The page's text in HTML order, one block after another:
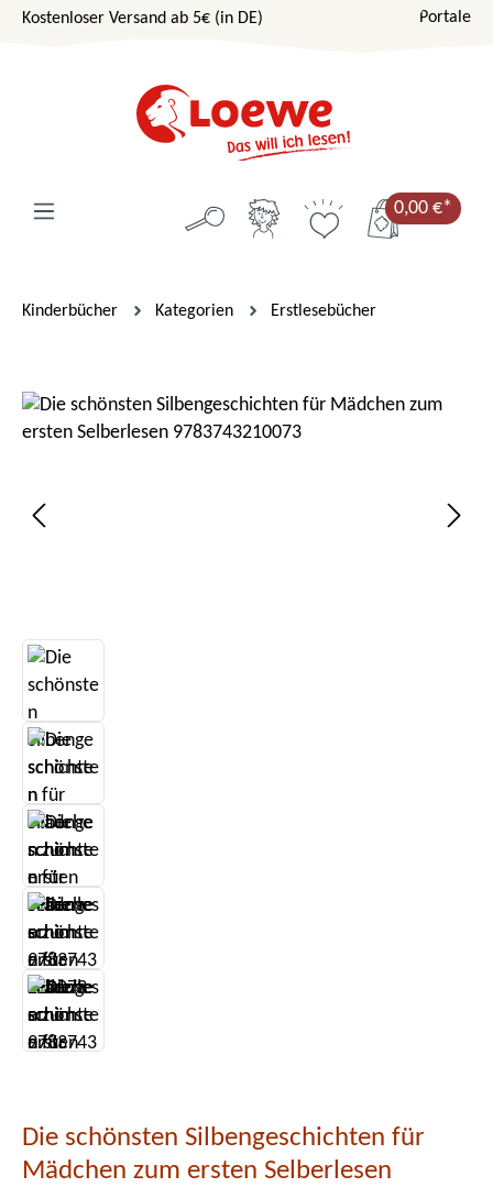
Zum Hauptinhalt springen
Kostenloser Versand ab 5€ (in DE) Portale
0,00 €*
Kinderbücher Kategorien Erstlesebücher
Bildergalerie überspringen
Die schönsten Silbengeschichten für
Mädchen zum ersten Selberlesen